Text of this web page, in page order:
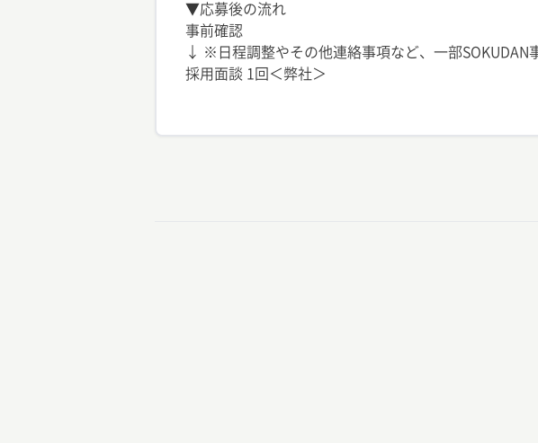
▼応募後の流れ
事前確認
↓ ※日程調整やその他連絡事項など、一部SOKUDAN
採用面談 1回＜弊社＞